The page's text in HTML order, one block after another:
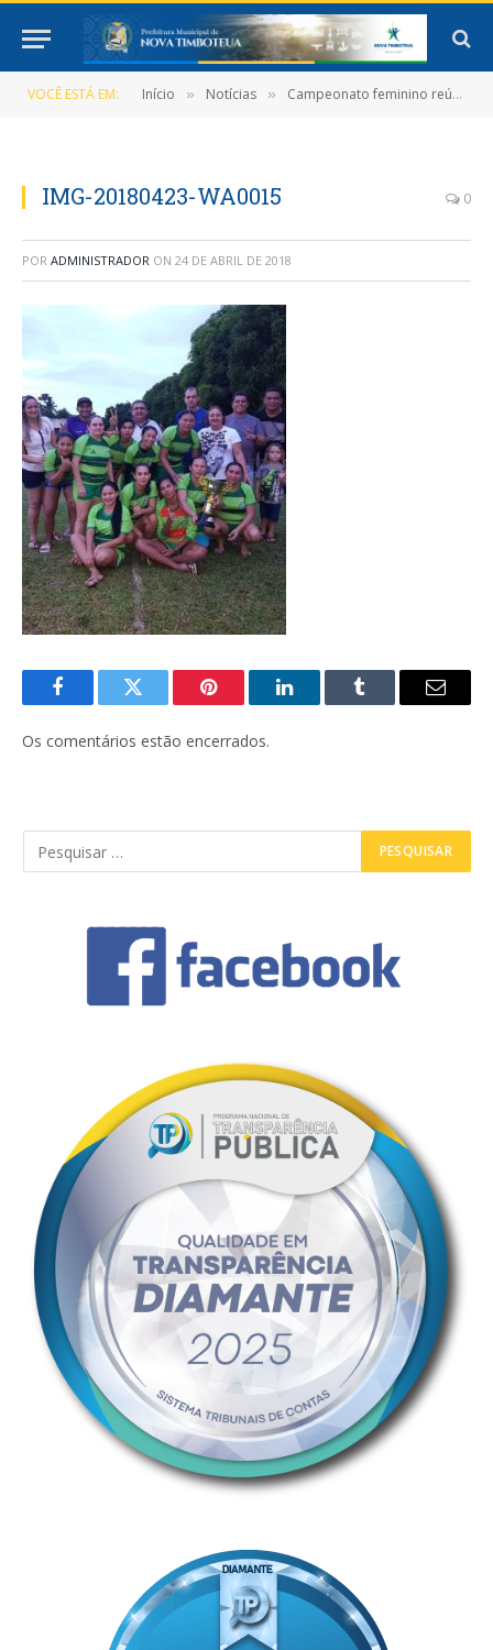
VOCÊ ESTÁ EM: Início » Notícias » Campeonato feminino reúne mulheres pelo esporte
IMG-20180423-WA0015 0
POR ADMINISTRADOR ON 24 DE ABRIL DE 2018
FacebookTwitter Pinterest LinkedInTumblr
E-
Os comentários estão encerrados.